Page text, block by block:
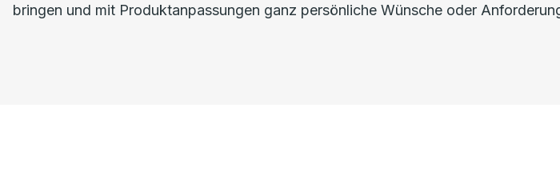
bringen und mit Produktanpassungen ganz persönliche Wünsche oder